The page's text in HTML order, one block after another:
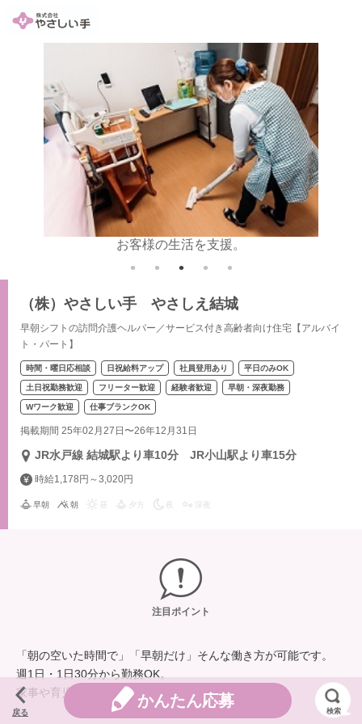
お客様の生活を支援。
（株）やさしい手 やさしえ結城
早朝シフトの訪問介護ヘルパー／サービス付き高齢者向け住宅【アルバイ
ト・パート】
時間・曜日応相談 日祝給料アップ 社員登用あり 平日のみOK
土日祝勤務歓迎 フリーター歓迎 経験者歓迎 早朝・深夜勤務
Wワーク歓迎 仕事ブランクOK
掲載期間 25年02月27日〜26年12月31日
JR水戸線 結城駅より車10分 JR小山駅より車15分
時給1,178円～3,020円
早朝 朝 夕方 夜 深夜
注目ポイント
「朝の空いた時間で」「早朝だけ」そんな働き方が可能です。
週1日・1日30分から勤務OK。
家事や育児の合間を有効活用しませんか？
戻る
かんたん応募
検索